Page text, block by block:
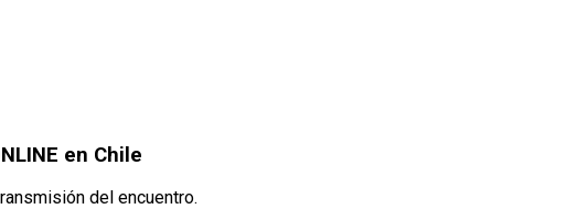
en Chile
del encuentro.